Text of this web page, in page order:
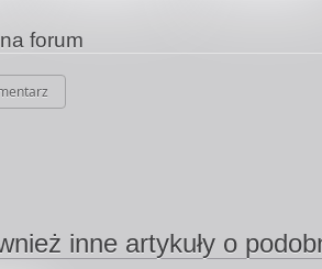
forum
inne artykuły o